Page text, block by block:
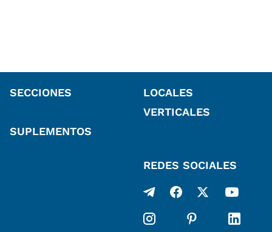
SECCIONES
SUPLEMENTOS
VERTICALES
LOCALES
REDES SOCIALES